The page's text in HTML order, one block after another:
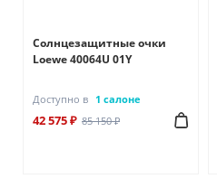
Солнцезащитные очки
Loewe 40064U 01Y
Доступно в 1 салоне
42 575 ₽ 85 150 ₽